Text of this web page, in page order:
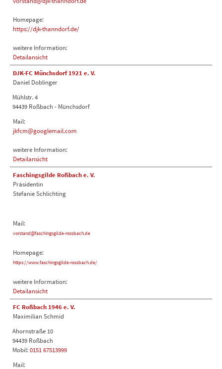
Homepage:
https://djk-thanndorf.de/
weitere Information:
Detailansicht
DJK-FC Münchsdorf 1921 e. V.
Daniel Doblinger
Mühlstr. 4
94439 Roßbach - Münchsdorf
Mail:
jkfcm@googlemail.com
weitere Information:
Detailansicht
Faschingsgilde Roßbach e. V.
Präsidentin
Stefanie Schlichting
Mail:
vorstand@faschingsgilde-rossbach.de
Homepage:
https://www.faschingsgilde-rossbach.de/
weitere Information:
Detailansicht
FC Roßbach 1946 e. V.
Maximilian Schmid
Ahornstraße 10
94439 Roßbach
Mobil:0151 67513999
Mail: